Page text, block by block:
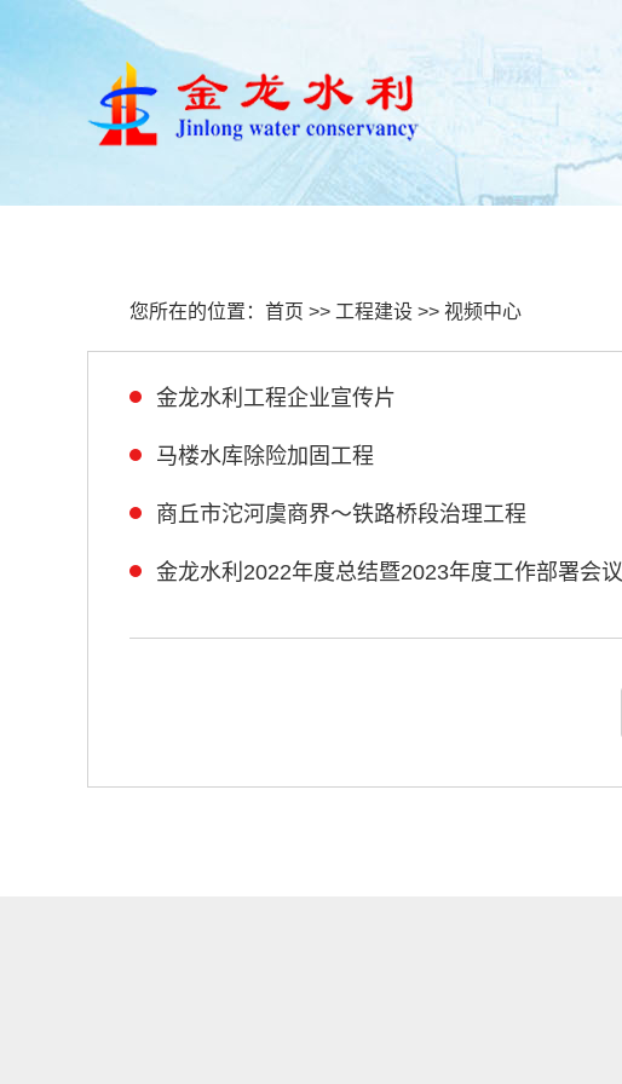
您所在的位置： 首页 >> 工程建设 >> 视频中心
金龙水利工程企业宣传片
马楼水库除险加固工程
商丘市沱河虞商界～铁路桥段治理工程
金龙水利2022年度总结暨2023年度工作部署会议